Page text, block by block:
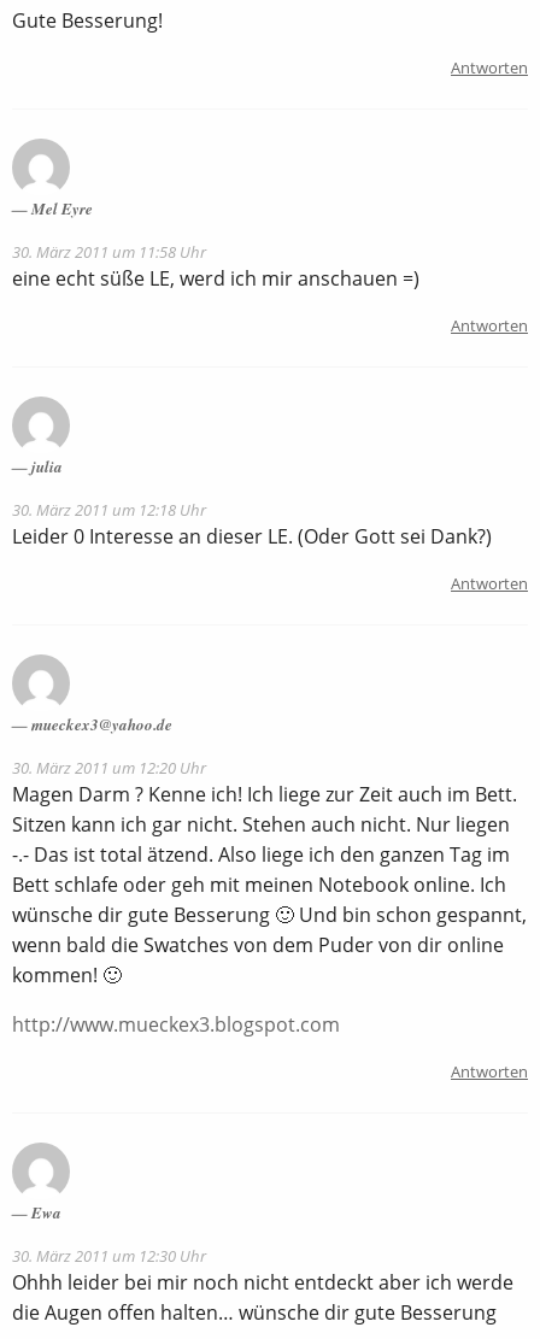
Gute Besserung!
Antworten
Mel Eyre
30. März 2011 um 11:58 Uhr
eine echt süße LE, werd ich mir anschauen =)
Antworten
julia
30. März 2011 um 12:18 Uhr
Leider 0 Interesse an dieser LE. (Oder Gott sei Dank?)
Antworten
mueckex3@yahoo.de
30. März 2011 um 12:20 Uhr
Magen Darm ? Kenne ich! Ich liege zur Zeit auch im Bett.
Sitzen kann ich gar nicht. Stehen auch nicht. Nur liegen
-.- Das ist total ätzend. Also liege ich den ganzen Tag im
Bett schlafe oder geh mit meinen Notebook online. Ich
wünsche dir gute Besserung 🙂 Und bin schon gespannt,
wenn bald die Swatches von dem Puder von dir online
kommen! 🙂
http://www.mueckex3.blogspot.com
Antworten
Ewa
30. März 2011 um 12:30 Uhr
Ohhh leider bei mir noch nicht entdeckt aber ich werde
die Augen offen halten… wünsche dir gute Besserung